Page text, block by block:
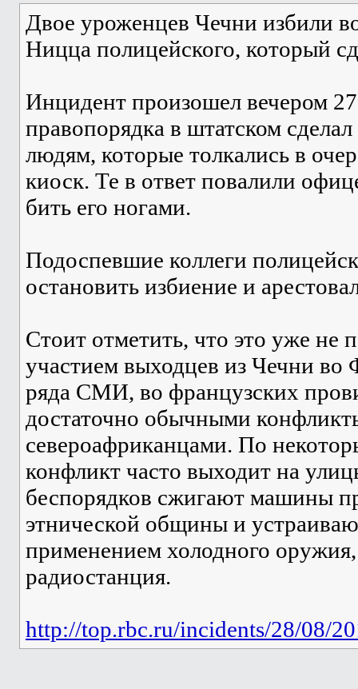
Двое уроженцев Чечни избили
Ницца полицейского, который
Инцидент произошел вечером
правопорядка в штатском
людям, которые толкались в
киоск. Те в ответ повалили
бить его ногами.
Подоспевшие коллеги
остановить избиение и
Стоит отметить, что это уже не
участием выходцев из Чечни
ряда СМИ, во французских
достаточно обычными
североафриканцами. По
конфликт часто выходит на
беспорядков сжигают машины
этнической общины и
применением холодного оружия,
радиостанция.
http://top.rbc.ru/incidents/28/08/